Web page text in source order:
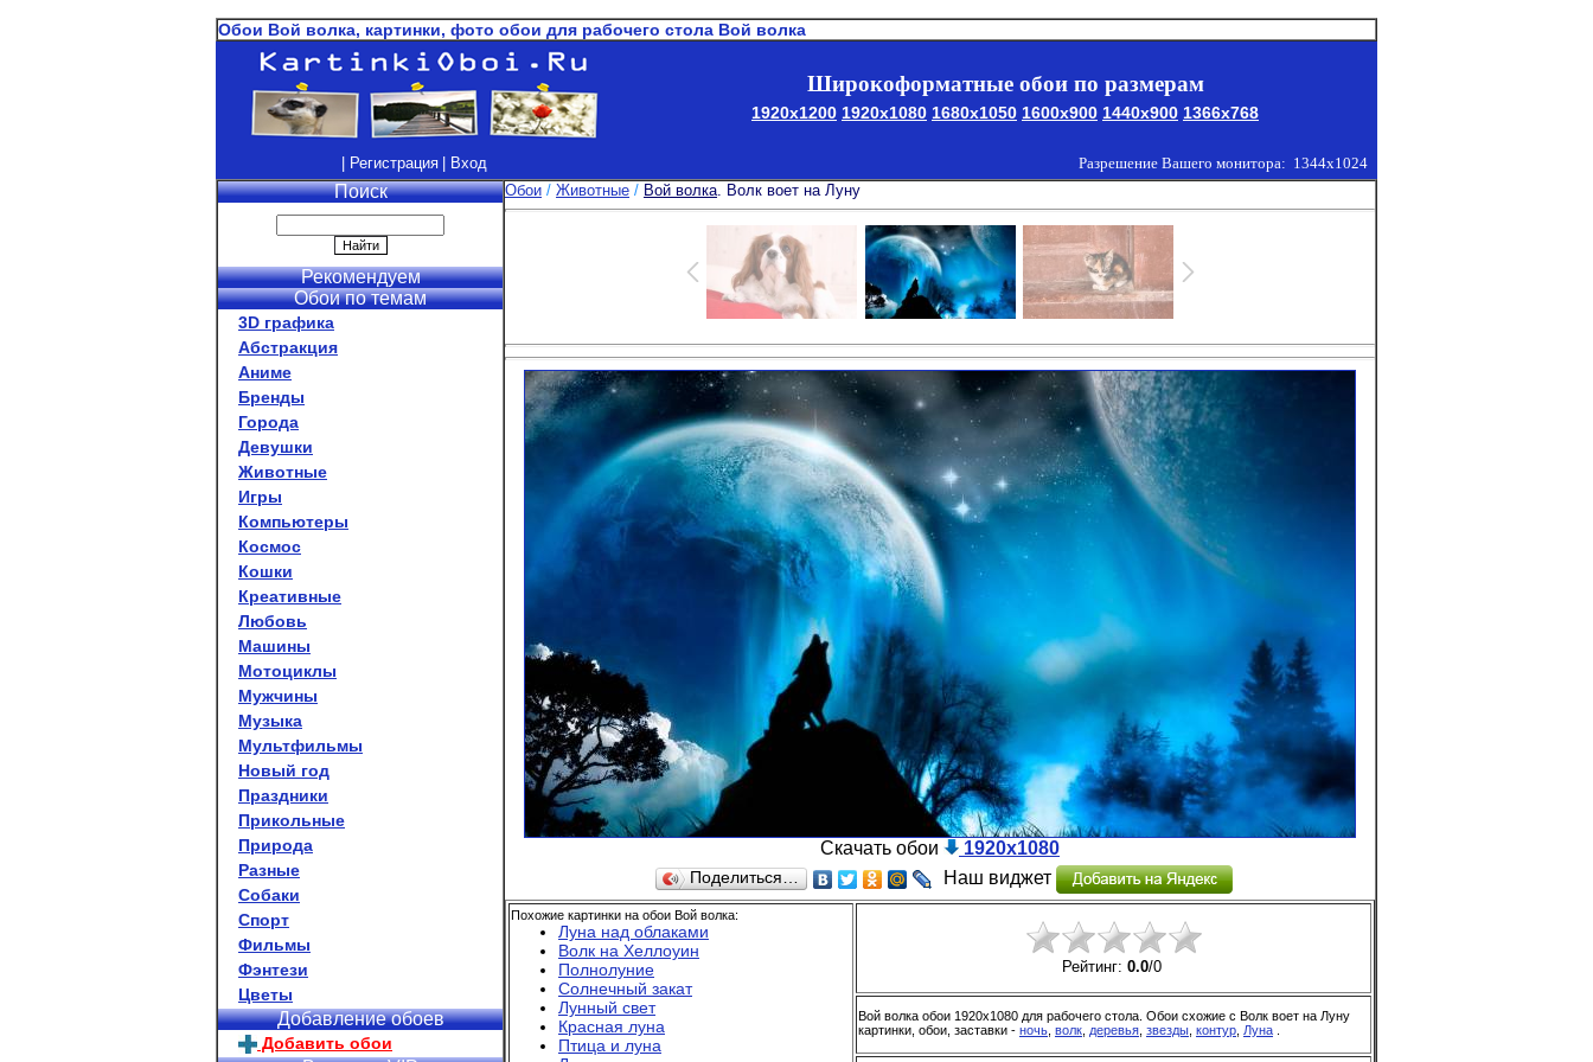
Обои Вой волка, картинки, фото обои для рабочего стола Вой волка
Широкоформатные обои по размерам
1920x1200 1920x1080 1680x1050 1600x900 1440x900 1366x768
| Регистрация | Вход Разрешение Вашего монитора: 1344x1024
Поиск
Рекомендуем
Обои по темам
3D графика
Абстракция
Аниме
Бренды
Города
Девушки
Животные
Игры
Компьютеры
Космос
Кошки
Креативные
Любовь
Машины
Мотоциклы
Мужчины
Музыка
Мультфильмы
Новый год
Праздники
Прикольные
Природа
Разные
Собаки
Спорт
Фильмы
Фэнтези
Цветы
Добавление обоев
Добавить обои
Обои / Животные / Вой волка. Волк воет на Луну
Скачать обои 1920x1080
Поделиться… Наш виджет
Похожие картинки на обои Вой волка:
Луна над облаками
Волк на Хеллоуин
Полнолуние
Солнечный закат
Лунный свет
Красная луна
Птица и луна
Рейтинг: 0.0/0
Вой волка обои 1920x1080 для рабочего стола. Обои схожие с Волк воет на Луну
картинки, обои, заставки - ночь волк деревья звезды контур Луна